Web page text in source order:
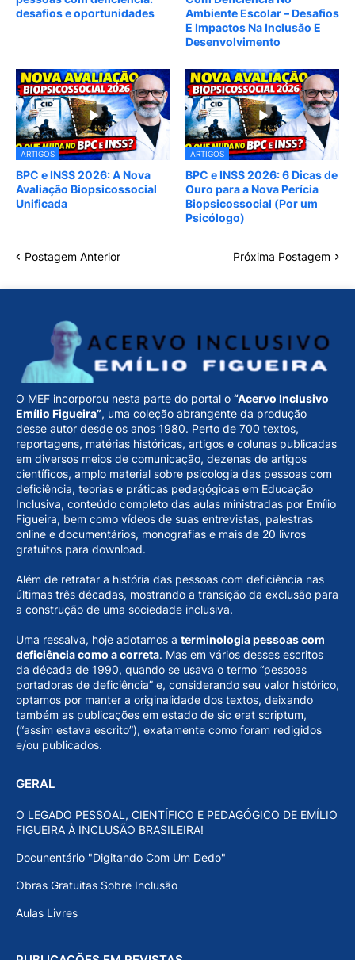
desafios e oportunidades
Ambiente Escolar – Desafios
E Impactos Na Inclusão E
Desenvolvimento
ARTIGOS
BPC e INSS 2026: A Nova
Avaliação Biopsicossocial
Unificada
ARTIGOS
BPC e INSS 2026: 6 Dicas de
Ouro para a Nova Perícia
Biopsicossocial (Por um
Psicólogo)
Postagem Anterior Próxima Postagem
O MEF incorporou nesta parte do portal o “Acervo Inclusivo
Emílio Figueira”, uma coleção abrangente da produção
desse autor desde os anos 1980. Perto de 700 textos,
reportagens, matérias históricas, artigos e colunas publicadas
em diversos meios de comunicação, dezenas de artigos
científicos, amplo material sobre psicologia das pessoas com
deficiência, teorias e práticas pedagógicas em Educação
Inclusiva, conteúdo completo das aulas ministradas por Emílio
Figueira, bem como vídeos de suas entrevistas, palestras
online e documentários, monografias e mais de 20 livros
gratuitos para download.
Além de retratar a história das pessoas com deficiência nas
últimas três décadas, mostrando a transição da exclusão para
a construção de uma sociedade inclusiva.
Uma ressalva, hoje adotamos a terminologia pessoas com
deficiência como a correta. Mas em vários desses escritos
da década de 1990, quando se usava o termo “pessoas
portadoras de deficiência” e, considerando seu valor histórico,
optamos por manter a originalidade dos textos, deixando
também as publicações em estado de sic erat scriptum,
(“assim estava escrito”), exatamente como foram redigidos
e/ou publicados.
GERAL
O LEGADO PESSOAL, CIENTÍFICO E PEDAGÓGICO DE EMÍLIO
FIGUEIRA À INCLUSÃO BRASILEIRA!
Docunentário "Digitando Com Um Dedo"
Obras Gratuitas Sobre Inclusão
Aulas Livres